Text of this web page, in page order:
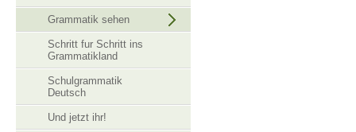
Grammatik sehen
Schritt fur Schritt ins
Grammatikland
Schulgrammatik
Deutsch
Und jetzt ihr!